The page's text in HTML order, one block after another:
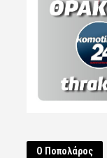
Ο Ποπολάρος